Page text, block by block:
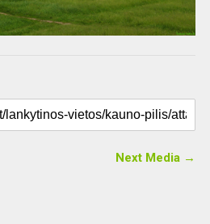
Next Media →